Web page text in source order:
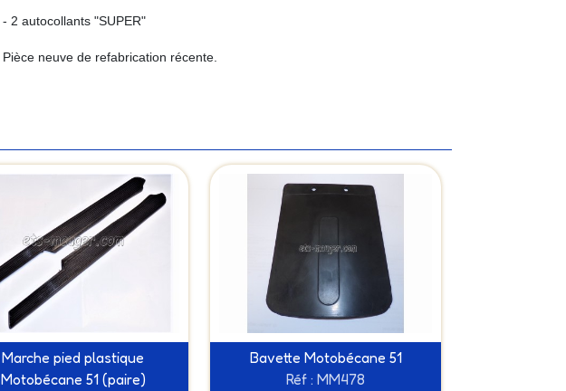
- 2 autocollants "SUPER"
Pièce neuve de refabrication récente.
Marche pied plastique
Motobécane 51 (paire)
Bavette Motobécane 51
Réf : MM478